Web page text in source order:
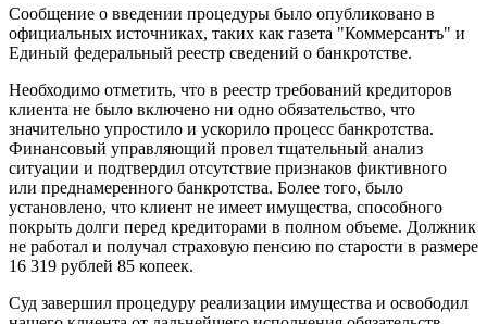
Сообщение о введении процедуры было опубликовано в
официальных источниках, таких как газета "Коммерсантъ" и
Единый федеральный реестр сведений о банкротстве.
Необходимо отметить, что в реестр требований кредиторов
клиента не было включено ни одно обязательство, что
значительно упростило и ускорило процесс банкротства.
Финансовый управляющий провел тщательный анализ
ситуации и подтвердил отсутствие признаков фиктивного
или преднамеренного банкротства. Более того, было
установлено, что клиент не имеет имущества, способного
покрыть долги перед кредиторами в полном объеме. Должник
не работал и получал страховую пенсию по старости в размере
16 319 рублей 85 копеек.
Суд завершил процедуру реализации имущества и освободил